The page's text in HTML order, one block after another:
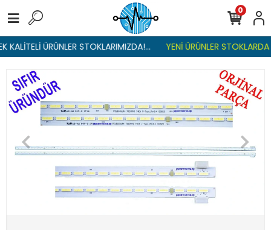
ÜRÜNLER STOKLARIMIZDA!... YENİ ÜRÜNLER STOKLARDA
0